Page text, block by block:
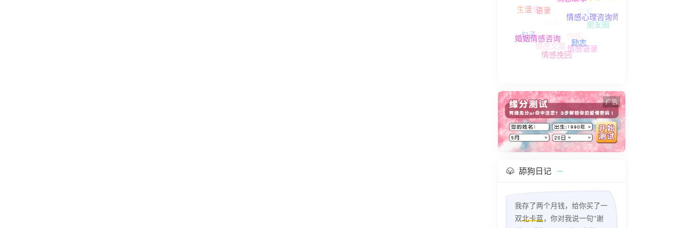
2025
爱情
情感文案
句子
生活
朋友圈
情感语录
情感挽回
婚姻情感咨询
情感心理咨询师
励志
广告
舔狗日记
我存了两个月钱，给你买了一
双北卡蓝，你对我说一句“谢